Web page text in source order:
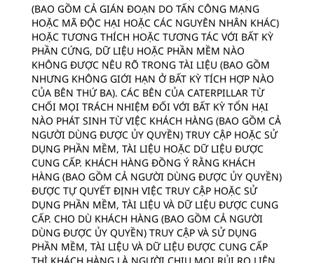
(BAO GỒM CẢ GIÁN ĐOẠN DO TẤN CÔNG MẠNG
HOẶC MÃ ĐỘC HẠI HOẶC CÁC NGUYÊN NHÂN KHÁC)
HOẶC TƯƠNG THÍCH HOẶC TƯƠNG TÁC VỚI BẤT KỲ
PHẦN CỨNG, DỮ LIỆU HOẶC PHẦN MỀM NÀO
KHÔNG ĐƯỢC NÊU RÕ TRONG TÀI LIỆU (BAO GỒM
NHƯNG KHÔNG GIỚI HẠN Ở BẤT KỲ TÍCH HỢP NÀO
CỦA BÊN THỨ BA). CÁC BÊN CỦA CATERPILLAR TỪ
CHỐI MỌI TRÁCH NHIỆM ĐỐI VỚI BẤT KỲ TỔN HẠI
NÀO PHÁT SINH TỪ VIỆC KHÁCH HÀNG (BAO GỒM CẢ
NGƯỜI DÙNG ĐƯỢC ỦY QUYỀN) TRUY CẬP HOẶC SỬ
DỤNG PHẦN MỀM, TÀI LIỆU HOẶC DỮ LIỆU ĐƯỢC
CUNG CẤP. KHÁCH HÀNG ĐỒNG Ý RẰNG KHÁCH
HÀNG (BAO GỒM CẢ NGƯỜI DÙNG ĐƯỢC ỦY QUYỀN)
ĐƯỢC TỰ QUYẾT ĐỊNH VIỆC TRUY CẬP HOẶC SỬ
DỤNG PHẦN MỀM, TÀI LIỆU VÀ DỮ LIỆU ĐƯỢC CUNG
CẤP. CHO DÙ KHÁCH HÀNG (BAO GỒM CẢ NGƯỜI
DÙNG ĐƯỢC ỦY QUYỀN) TRUY CẬP VÀ SỬ DỤNG
PHẦN MỀM, TÀI LIỆU VÀ DỮ LIỆU ĐƯỢC CUNG CẤP